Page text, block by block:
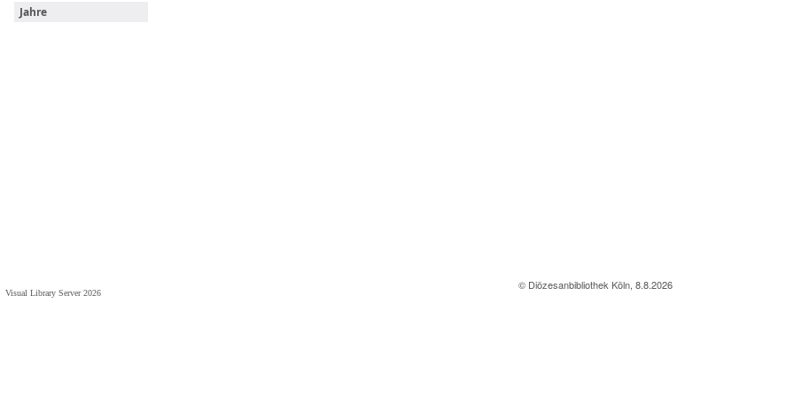
© Diözesanbibliothek Köln, 8.8.2026
Visual Library Server 2026
Jahre